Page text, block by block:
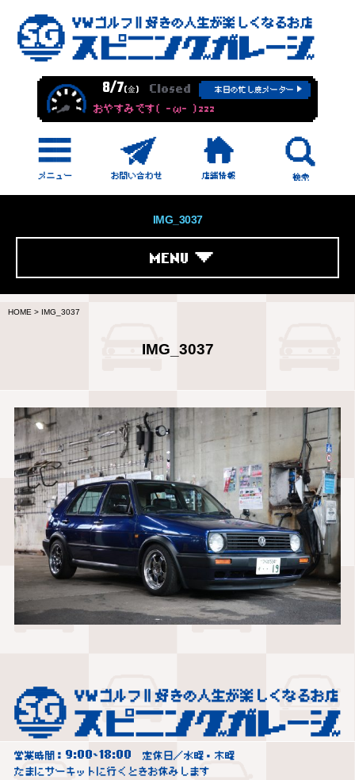
8/7(金) Closed 本日の忙し度メーター
おやすみです( -ω- )zzz
IMG_3037
MENU
HOME > IMG_3037
IMG_3037
営業時間： 9:00~18:00
定休日／水曜・木曜
たまにサーキットに行くときお休みします